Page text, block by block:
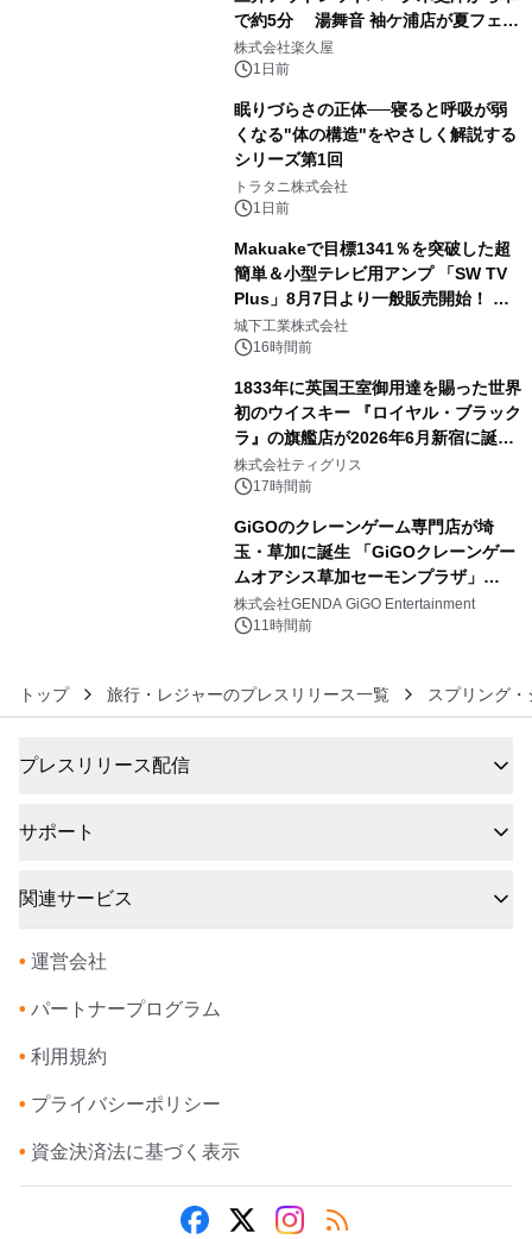
で約5分 湯舞音 袖ケ浦店が夏フェア
メニューを提供
株式会社楽久屋
1日前
眠りづらさの正体──寝ると呼吸が弱
くなる"体の構造"をやさしく解説する
シリーズ第1回
トラタニ株式会社
1日前
Makuakeで目標1341％を突破した超
簡単＆小型テレビ用アンプ 「SW TV
Plus」8月7日より一般販売開始！ ケ
ーブル1本つなぐだけ、テレビの音が
ぐっと豊かに
城下工業株式会社
16時間前
1833年に英国王室御用達を賜った世界
初のウイスキー 『ロイヤル・ブラック
ラ』の旗艦店が2026年6月新宿に誕
生 バカルディ ジャパンと連携した
没入型バー「BAR Arca」
株式会社ティグリス
17時間前
GiGOのクレーンゲーム専門店が埼
玉・草加に誕生 「GiGOクレーンゲー
ムオアシス草加セーモンプラザ」
2026年8月7日(金)10時グランドオープ
ン
株式会社GENDA GiGO Entertainment
11時間前
トップ 旅行・レジャーのプレスリリース一覧 スプリング
プレスリリース配信
サポート
関連サービス
• 運営会社
• パートナープログラム
• 利用規約
• プライバシーポリシー
• 資金決済法に基づく表示